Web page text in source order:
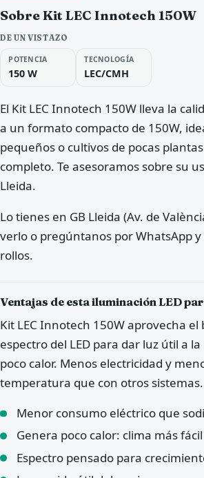
Sobre Kit LEC Innotech 150W
DE UN VISTAZO
POTENCIA
150 W
TECNOLOGÍA
LEC/CMH
El Kit LEC Innotech 150W lleva la
a un formato compacto de 150W,
pequeños o cultivos de pocas
completo. Te asesoramos sobre su
Lleida.
Lo tienes en GB Lleida (Av. de
verlo o pregúntanos por WhatsApp
rollos.
Ventajas de esta iluminación LED
Kit LEC Innotech 150W aprovecha el
espectro del LED para dar luz útil a
poco calor. Menos electricidad y
temperatura que con otros sistemas.
Menor consumo eléctrico que
Genera poco calor: clima más
Espectro pensado para